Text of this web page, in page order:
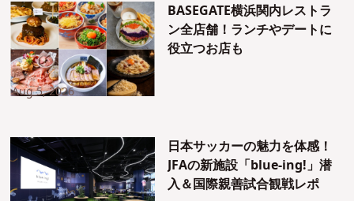
BASEGATE横浜関内レストラ
ン全店舗！ランチやデートに
役立つお店も
Aug 5, 2026
日本サッカーの魅力を体感！
JFAの新施設「blue-ing!」潜
入＆国際親善試合観戦レポ